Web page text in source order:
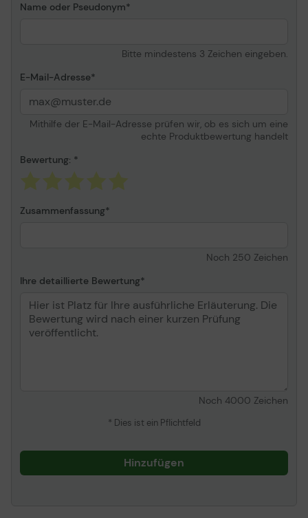
Name oder Pseudonym
Bitte mindestens 3 Zeichen eingeben.
E-Mail-Adresse
Mithilfe der E-Mail-Adresse prüfen wir, ob es sich um eine
echte Produktbewertung handelt
Bewertung:
Zusammenfassung
Noch 250 Zeichen
Ihre detaillierte Bewertung
Noch 4000 Zeichen
* Dies ist ein Pflichtfeld
Hinzufügen